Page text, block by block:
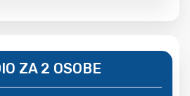
ZA 2 OSOBE